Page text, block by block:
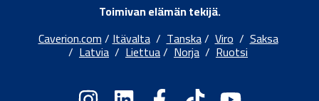
Toimivan elämän tekijä.
Caverion.com/Itävalta/Tanska/Viro/Saksa
/ Latvia / Liettua/ Norja / Ruotsi